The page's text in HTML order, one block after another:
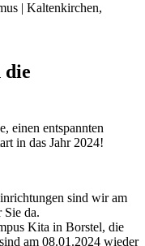
| Kaltenkirchen,
die
einen entspannten
in das Jahr 2024!
sind wir am
da.
Kita in Borstel, die
am 08.01.2024 wieder